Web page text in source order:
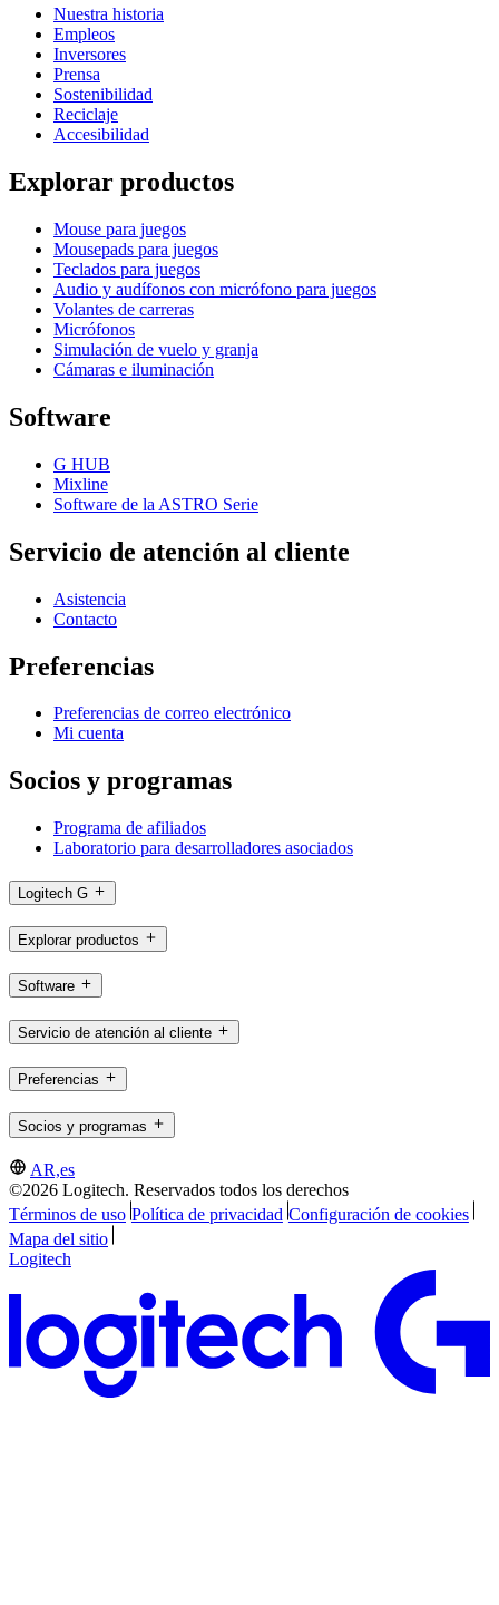
Nuestra historia
Empleos
Inversores
Prensa
Sostenibilidad
Reciclaje
Accesibilidad
Explorar productos
Mouse para juegos
Mousepads para juegos
Teclados para juegos
Audio y audífonos con micrófono para juegos
Volantes de carreras
Micrófonos
Simulación de vuelo y granja
Cámaras e iluminación
Software
G HUB
Mixline
Software de la ASTRO Serie
Servicio de atención al cliente
Asistencia
Contacto
Preferencias
Preferencias de correo electrónico
Mi cuenta
Socios y programas
Programa de afiliados
Laboratorio para desarrolladores asociados
Logitech G
Explorar productos
Software
Servicio de atención al cliente
Preferencias
Socios y programas
AR,es
©2026 Logitech. Reservados todos los derechos
Términos de uso Política de privacidad Configuración de cookies
Mapa del sitio
Logitech